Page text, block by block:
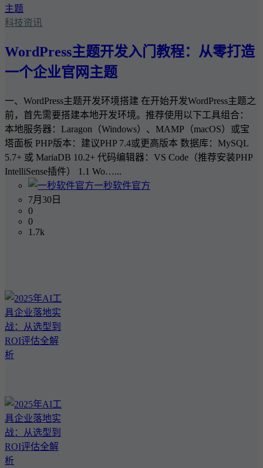
科技资讯
WordPress主题开发入门教程：从零打造
一个企业官网主题
一、WordPress主题开发环境搭建 在开始开发WordPress主题之
前，首先需要搭建本地开发环境。推荐使用以下工具组合：
本地服务器：Laragon（Windows）、MAMP（macOS）或宝
塔面板 PHP版本：建议PHP 7.4或更高版本 数据库：MySQL
5.7+ 或 MariaDB 10.2+ 代码编辑器：VS Code（推荐安装PHP
IntelliSense插件） 1.1 Wo…...
一秒软件官方
7月30日
0
0
1.7k